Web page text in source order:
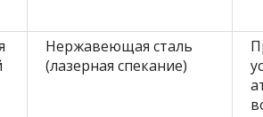
Нержавеющая сталь
(лазерная спекание)